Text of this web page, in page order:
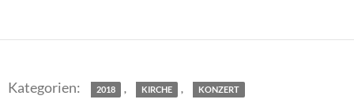
2018 , KIRCHE , KONZERT